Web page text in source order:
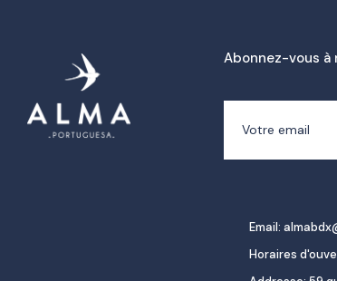
Abonnez-vous
Email:
Horaires